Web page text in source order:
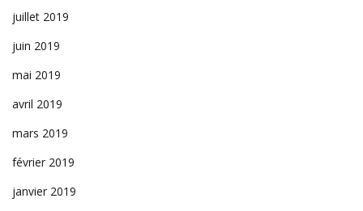
juillet 2019
juin 2019
mai 2019
avril 2019
mars 2019
février 2019
janvier 2019